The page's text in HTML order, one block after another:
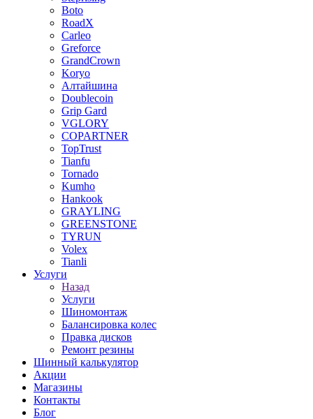
Boto
RoadX
Carleo
Greforce
GrandCrown
Koryo
Алтайшина
Doublecoin
Grip Gard
VGLORY
COPARTNER
TopTrust
Tianfu
Tornado
Kumho
Hankook
GRAYLING
GREENSTONE
TYRUN
Volex
Tianli
Услуги
Назад
Услуги
Шиномонтаж
Балансировка колес
Правка дисков
Ремонт резины
Шинный калькулятор
Акции
Магазины
Контакты
Блог